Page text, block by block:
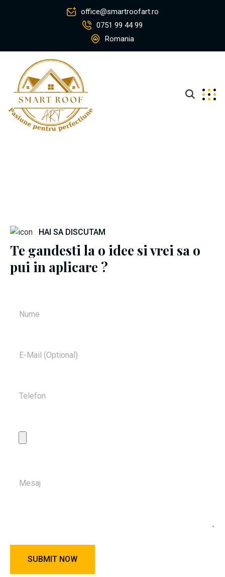
office@smartroofart.ro
0751 99 44 99
Romania
HAI SA DISCUTAM
Te gandesti la o idee si vrei sa o
pui in aplicare ?